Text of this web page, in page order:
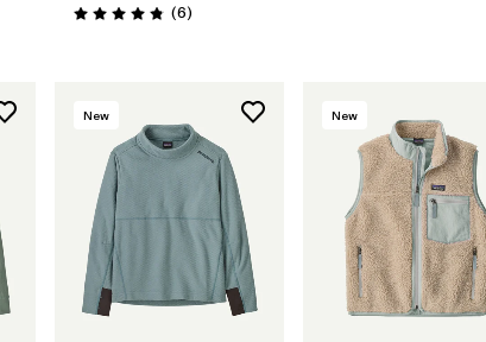
Valoración: 4.8 / 5
(6Comentarios
)
New New